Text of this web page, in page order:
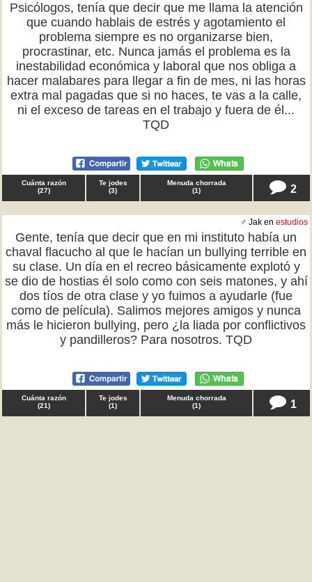
Psicólogos, tenía que decir que me llama la atención
que cuando hablais de estrés y agotamiento el
problema siempre es no organizarse bien,
procrastinar, etc. Nunca jamás el problema es la
inestabilidad económica y laboral que nos obliga a
hacer malabares para llegar a fin de mes, ni las horas
extra mal pagadas que si no haces, te vas a la calle,
ni el exceso de tareas en el trabajo y fuera de él...
TQD
Cuánta razón
(27)
Te jodes
(3)
Menuda chorrada
(1) 2
♂ Jak en estudios
Gente, tenía que decir que en mi instituto había un
chaval flacucho al que le hacían un bullying terrible en
su clase. Un día en el recreo básicamente explotó y
se dio de hostias él solo como con seis matones, y ahí
dos tíos de otra clase y yo fuimos a ayudarle (fue
como de película). Salimos mejores amigos y nunca
más le hicieron bullying, pero ¿la liada por conflictivos
y pandilleros? Para nosotros. TQD
Cuánta razón
(21)
Te jodes
(1)
Menuda chorrada
(1) 1